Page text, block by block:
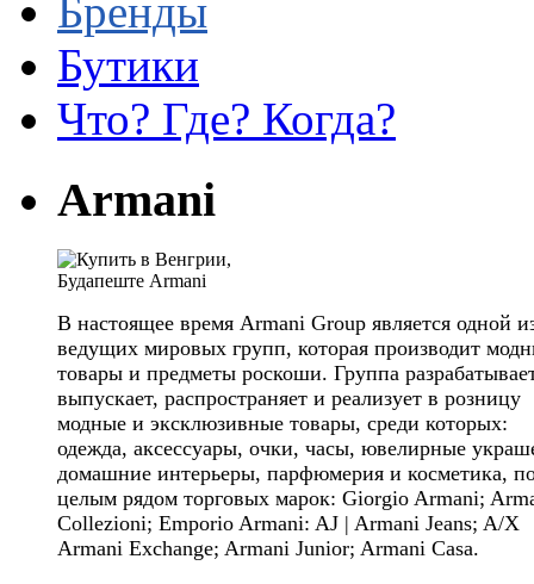
Бренды
Бутики
Что? Где? Когда?
Armani
В настоящее время Armani Group является одной
ведущих мировых групп, которая производит
товары и предметы роскоши. Группа
выпускает, распространяет и реализует в розницу
модные и эксклюзивные товары, среди которых:
одежда, аксессуары, очки, часы, ювелирные
домашние интерьеры, парфюмерия и косметика,
целым рядом торговых марок: Giorgio Armani;
Collezioni; Emporio Armani: AJ | Armani Jeans; A/X
Armani Exchange; Armani Junior; Armani Casa.